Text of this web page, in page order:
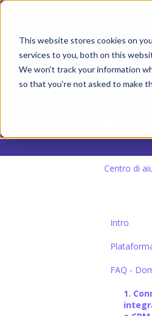
This website stores cookies on
services to you, both on this
We won't track your information
so that you're not asked to make
Non sono
Centro di
Intro
1.
e CRM
FAQ -
1.